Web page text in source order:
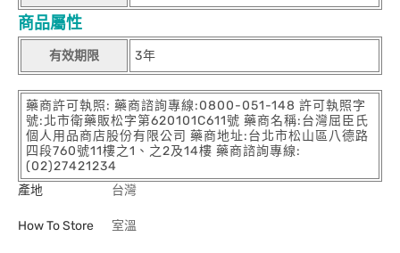
商品屬性
有效期限 3年
藥商許可執照: 藥商諮詢專線:0800-051-148 許可執照字
號:北市衛藥販松字第620101C611號 藥商名稱:台灣屈臣氏
個人用品商店股份有限公司 藥商地址:台北市松山區八德路
四段760號11樓之1、之2及14樓 藥商諮詢專線:
(02)27421234
產地
台灣
How To Store 室溫